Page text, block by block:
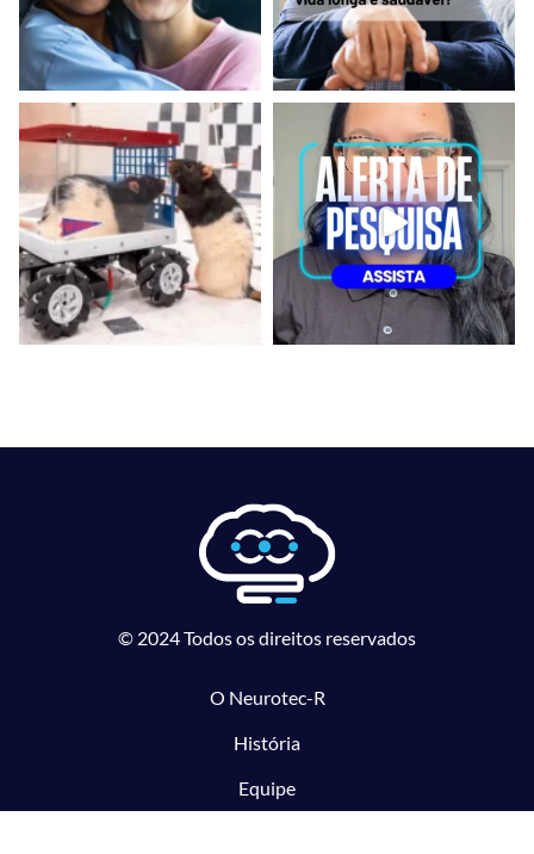
© 2024 Todos os direitos reservados
O Neurotec-R
História
Equipe